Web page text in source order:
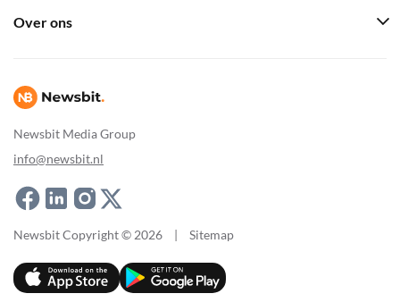
Newsbit Media Group
info@newsbit.nl
Over ons
Newsbit Copyright © 2026 | Sitemap